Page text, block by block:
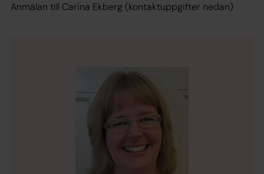
Anmälan till Carina Ekberg (kontaktuppgifter nedan)